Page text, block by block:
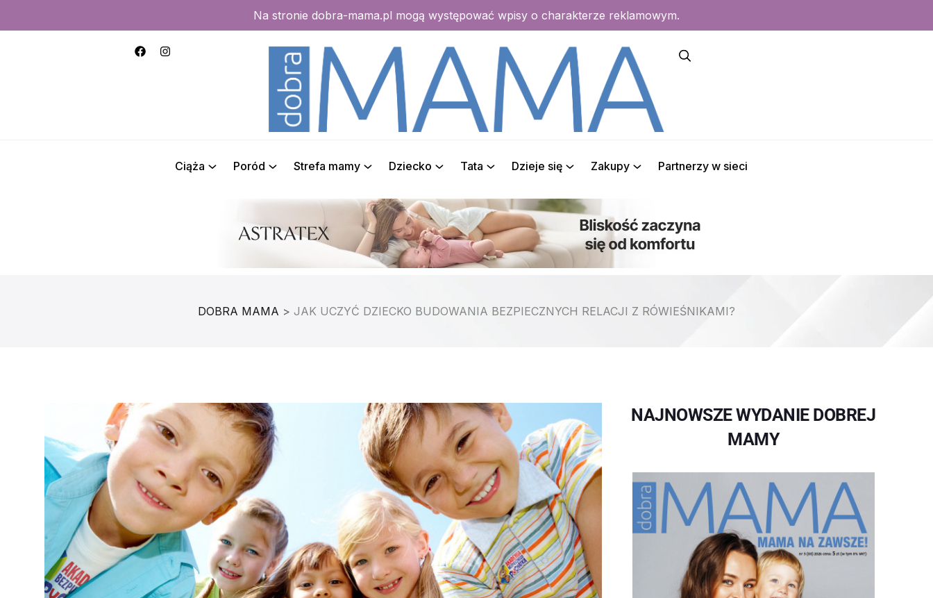
Na stronie dobra-mama.pl mogą występować wpisy o charakterze reklamowym.
Ciąża Poród Strefa mamy Dziecko Tata Dzieje się Zakupy Partnerzy w sieci
DOBRA MAMA > JAK UCZYĆ DZIECKO BUDOWANIA BEZPIECZNYCH RELACJI Z RÓWIEŚNIKAMI?
NAJNOWSZE WYDANIE DOBREJ
MAMY